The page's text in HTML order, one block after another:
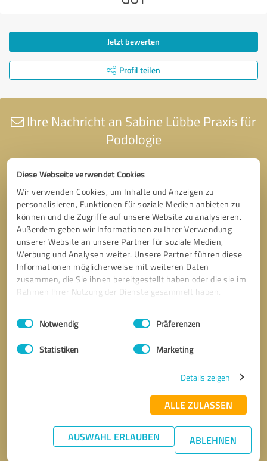
Diese Webseite verwendet Cookies
Wir verwenden Cookies, um Inhalte und Anzeigen zu
personalisieren, Funktionen für soziale Medien anbieten zu
können und die Zugriffe auf unsere Website zu analysieren.
Außerdem geben wir Informationen zu Ihrer Verwendung
unserer Website an unsere Partner für soziale Medien,
Werbung und Analysen weiter. Unsere Partner führen diese
Informationen möglicherweise mit weiteren Daten
zusammen, die Sie ihnen bereitgestellt haben oder die sie im
Rahmen Ihrer Nutzung der Dienste gesammelt haben.
Impressum Datenschutzbestimmungen
Einwilligungsauswahl
Notwendig Präferenzen
Statistiken Marketing
Details zeigen
ALLE ZULASSEN
AUSWAHL ERLAUBEN ABLEHNEN
Jetzt bewerten
Profil teilen
Ihre Nachricht an Sabine Lübbe Praxis für
Podologie
* Erforderliche Angaben
Nachricht senden